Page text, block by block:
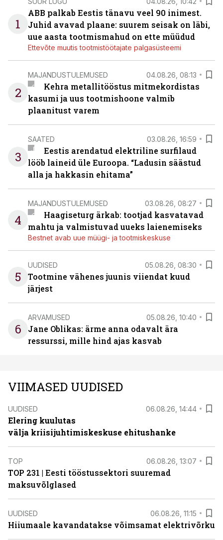
1
ABB palkab Eestis tänavu veel 90 inimest.
Juhid avavad plaane: suurem seisak on läbi,
uue aasta tootmismahud on ette müüdud
Ettevõte muutis tootmistöötajate palgasüsteemi
2
MAJANDUSTULEMUSED 04.08.26, 08:13
Kehra metallitööstus mitmekordistas
kasumi ja uus tootmishoone valmib
plaanitust varem
3
SAATED 03.08.26, 16:59
Eestis arendatud elektriline surfilaud
lööb laineid üle Euroopa. “Ladusin säästud
alla ja hakkasin ehitama”
4
MAJANDUSTULEMUSED 03.08.26, 08:27
Haagiseturg ärkab: tootjad kasvatavad
mahtu ja valmistuvad uueks laienemiseks
Bestnet avab uue müügi- ja tootmiskeskuse
5
UUDISED 05.08.26, 08:30
Tootmine vähenes juunis viiendat kuud
järjest
6
ARVAMUSED 05.08.26, 10:40
Jane Oblikas: ärme anna odavalt ära
ressurssi, mille hind ajas kasvab
VIIMASED UUDISED
UUDISED 06.08.26, 14:44
Elering kuulutas
välja kriisijuhtimiskeskuse ehitushanke
TOP 06.08.26, 13:07
TOP 231 | Eesti tööstussektori suuremad
maksuvõlglased
UUDISED 06.08.26, 11:15
Hiiumaale kavandatakse võimsamat elektrivõrku